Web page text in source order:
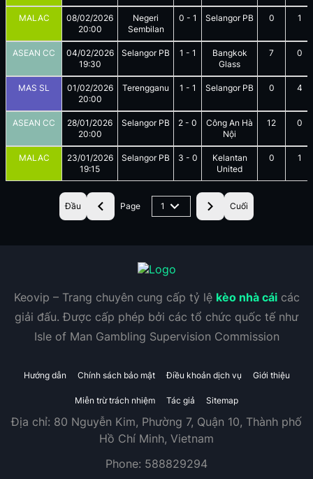
MALAC
08/02/2026
20:00
Negeri
Sembilan
0 - 1 Selangor PB 0 1
ASEAN CC
04/02/2026
19:30
Selangor PB 1 - 1
Bangkok
Glass
7 0
MAS SL
01/02/2026
20:00
Terengganu 1 - 1 Selangor PB 0 4
ASEAN CC
28/01/2026
20:00
Selangor PB 2 - 0
Công An Hà
Nội
12 0
MALAC
23/01/2026
19:15
Selangor PB 3 - 0
Kelantan
United
0 1
Đầu Page 1 Cuối
Keovip – Trang chuyên cung cấp tỷ lệ kèo nhà cáicác
giải đấu. Được cấp phép bởi các tổ chức quốc tế như
Isle of Man Gambling Supervision Commission
Hướng dẫn Chính sách bảo mật Điều khoản dịch vụ Giới thiệu
Miễn trừ trách nhiệm Tác giả Sitemap
Địa chỉ: 80 Nguyễn Kim, Phường 7, Quận 10, Thành phố
Hồ Chí Minh, Vietnam
Phone: 588829294